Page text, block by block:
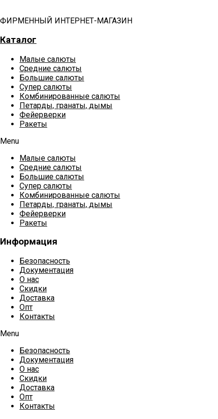
ФИРМЕННЫЙ ИНТЕРНЕТ-МАГАЗИН
Каталог
Малые салюты
Средние салюты
Большие салюты
Супер салюты
Комбинированные салюты
Петарды, гранаты, дымы
Фейерверки
Ракеты
Menu
Малые салюты
Средние салюты
Большие салюты
Супер салюты
Комбинированные салюты
Петарды, гранаты, дымы
Фейерверки
Ракеты
Информация
Безопасность
Документация
О нас
Скидки
Доставка
Опт
Контакты
Menu
Безопасность
Документация
О нас
Скидки
Доставка
Опт
Контакты